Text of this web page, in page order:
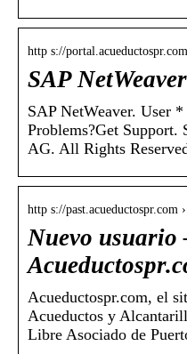
http s://portal.acueductospr.com
SAP
SAP NetWeaver. User
Problems?Get
AG. All Rights
http s://past.acueductospr.com
Nuevo usuario
Acueductospr.com, el
Acueductos y
Libre Asociado de